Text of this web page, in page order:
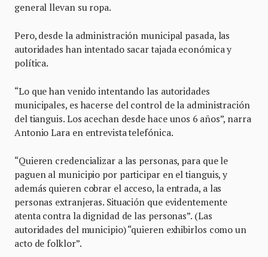
general llevan su ropa.
Pero, desde la administración municipal pasada, las
autoridades han intentado sacar tajada económica y
política.
“Lo que han venido intentando las autoridades
municipales, es hacerse del control de la administración
del tianguis. Los acechan desde hace unos 6 años”, narra
Antonio Lara en entrevista telefónica.
“Quieren credencializar a las personas, para que le
paguen al municipio por participar en el tianguis, y
además quieren cobrar el acceso, la entrada, a las
personas extranjeras. Situación que evidentemente
atenta contra la dignidad de las personas”. (Las
autoridades del municipio) “quieren exhibirlos como un
acto de folklor”.